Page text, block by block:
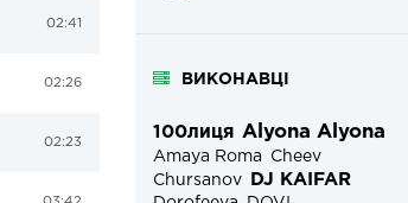
02:41
02:26
02:23
ВИКОНАВЦІ
100лиця Alyona Alyona
Amaya Roma
Cheev
Chursanov
DJ KAIFAR